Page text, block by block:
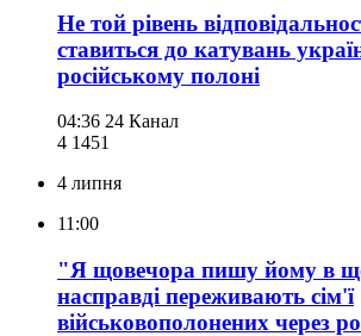
Не той рівень
ставиться до катувань
російському полоні
04:36 24 Канал
4 1451
4 липня
11:00
"Я щовечора пишу йому в
насправді переживають сім'ї
військовополонених через